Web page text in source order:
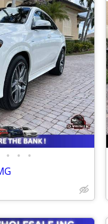
• • •